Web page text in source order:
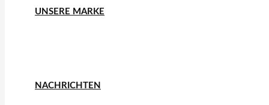
UNSERE MARKE
NACHRICHTEN